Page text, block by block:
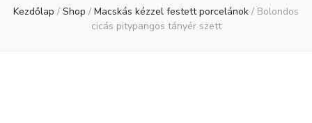
Kezdőlap / Shop / Macskás kézzel festett porcelánok / Bolondos
cicás pitypangos tányér szett